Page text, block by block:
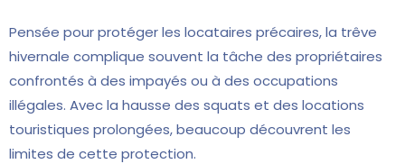
Pensée pour protéger les locataires précaires, la trêve
hivernale complique souvent la tâche des propriétaires
confrontés à des impayés ou à des occupations
illégales. Avec la hausse des squats et des locations
touristiques prolongées, beaucoup découvrent les
limites de cette protection.